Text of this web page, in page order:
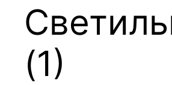
(1)